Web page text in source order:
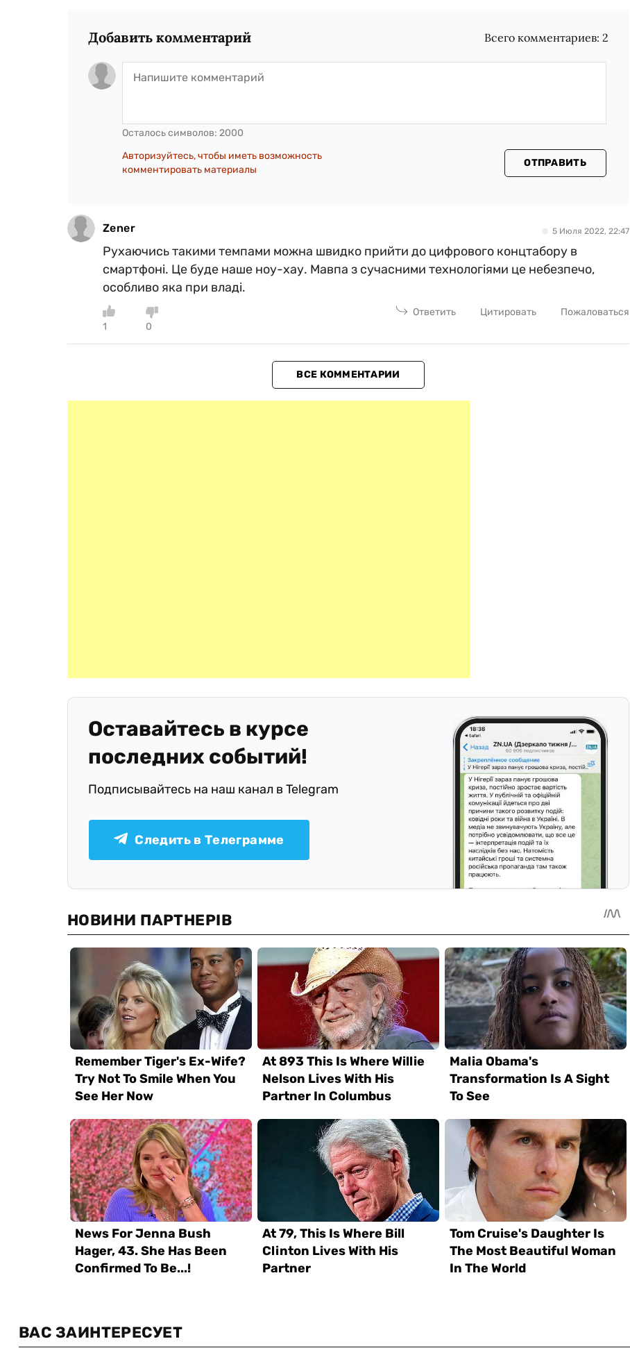
Добавить комментарий Всего комментариев:2
Осталось символов: 2000
Авторизуйтесь, чтобы иметь возможность
комментировать материалы
ОТПРАВИТЬ
Zener 5 Июля 2022, 22:47
Рухаючись такими темпами можна швидко прийти до цифрового концтабору в
смартфоні. Це буде наше ноу-хау. Мавпа з сучасними технологіями це небезпечо,
особливо яка при владі.
1 0
Ответить Цитировать Пожаловаться
ВСЕ КОММЕНТАРИИ
Оставайтесь в курсе
последних событий!
Подписывайтесь на наш канал в Telegram
Следить в Телеграмме
ВАС ЗАИНТЕРЕСУЕТ